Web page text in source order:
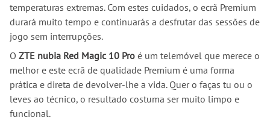
temperaturas extremas. Com estes cuidados, o ecrã Premium
durará muito tempo e continuarás a desfrutar das sessões de
jogo sem interrupções.
O ZTE nubia Red Magic 10 Pro é um telemóvel que merece o
melhor e este ecrã de qualidade Premium é uma forma
prática e direta de devolver-lhe a vida. Quer o faças tu ou o
leves ao técnico, o resultado costuma ser muito limpo e
funcional.